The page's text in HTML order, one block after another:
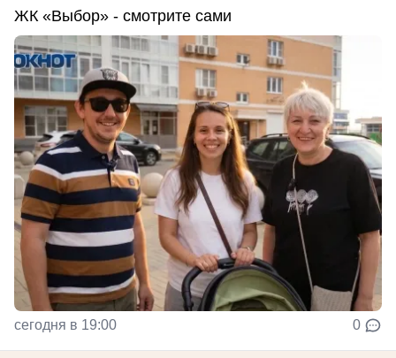
ЖК «Выбор» - смотрите сами
сегодня в 19:00 0